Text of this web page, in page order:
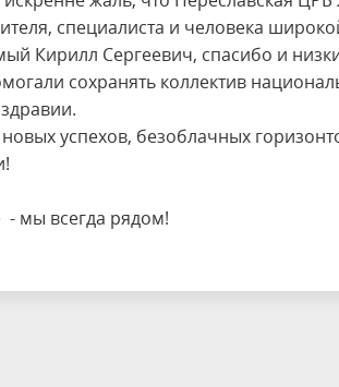
специалиста и человека
Кирилл Сергеевич, спасибо и
сохранять коллектив
успехов, безоблачных
- мы всегда рядом!